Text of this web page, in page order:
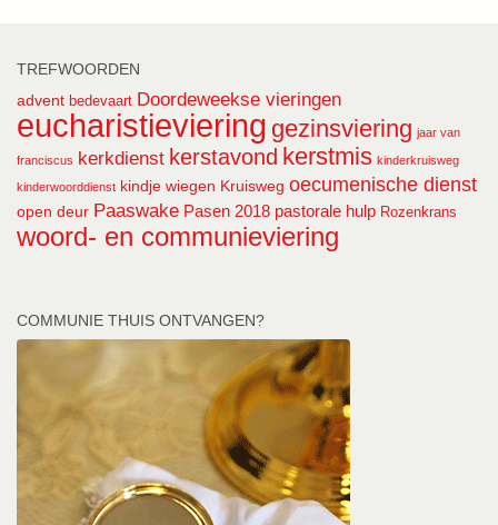
TREFWOORDEN
advent bedevaart Doordeweekse vieringen
eucharistieviering gezinsviering jaar van
franciscus kerkdienst kerstavond kerstmis kinderkruisweg
kinderwoorddienst kindje wiegen Kruisweg oecumenische dienst
open deur Paaswake Pasen 2018 pastorale hulp Rozenkrans
woord- en communieviering
COMMUNIE THUIS ONTVANGEN?